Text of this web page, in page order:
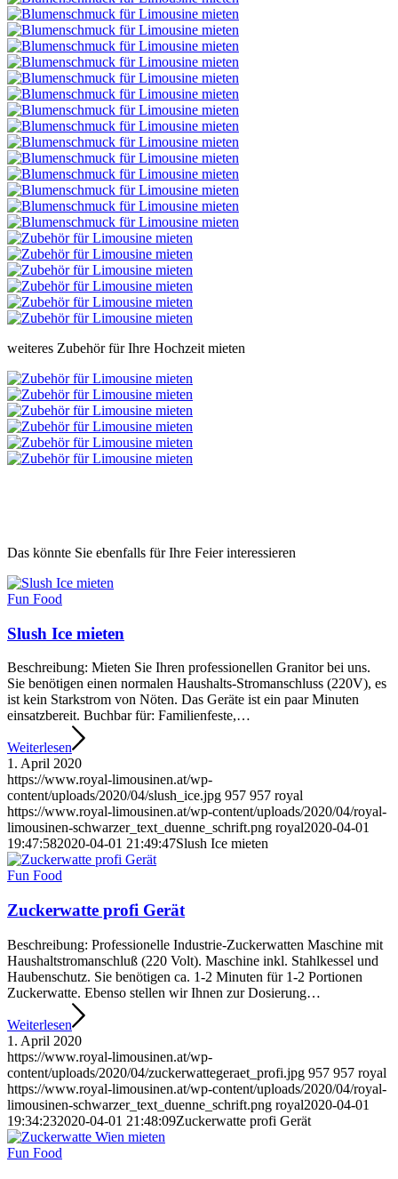
weiteres Zubehör für Ihre Hochzeit mieten
Das könnte Sie ebenfalls für Ihre Feier interessieren
Fun Food
Slush Ice mieten
Beschreibung: Mieten Sie Ihren professionellen Granitor bei uns.
Sie benötigen einen normalen Haushalts-Stromanschluss (220V), es
ist kein Starkstrom von Nöten. Das Geräte ist ein paar Minuten
einsatzbereit. Buchbar für: Familienfeste,…
Weiterlesen
1. April 2020
https://www.royal-limousinen.at/wp-
content/uploads/2020/04/slush_ice.jpg 957 957 royal
https://www.royal-limousinen.at/wp-content/uploads/2020/04/royal-
limousinen-schwarzer_text_duenne_schrift.png royal2020-04-01
19:47:582020-04-01 21:49:47Slush Ice mieten
Fun Food
Zuckerwatte profi Gerät
Beschreibung: Professionelle Industrie-Zuckerwatten Maschine mit
Haushaltstromanschluß (220 Volt). Maschine inkl. Stahlkessel und
Haubenschutz. Sie benötigen ca. 1-2 Minuten für 1-2 Portionen
Zuckerwatte. Ebenso stellen wir Ihnen zur Dosierung…
Weiterlesen
1. April 2020
https://www.royal-limousinen.at/wp-
content/uploads/2020/04/zuckerwattegeraet_profi.jpg 957 957 royal
https://www.royal-limousinen.at/wp-content/uploads/2020/04/royal-
limousinen-schwarzer_text_duenne_schrift.png royal2020-04-01
19:34:232020-04-01 21:48:09Zuckerwatte profi Gerät
Fun Food